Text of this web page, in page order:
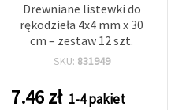
Drewniane listewki do
rękodzieła 4x4 mm x 30
cm – zestaw 12 szt.
SKU: 831949
7.46zł 1-4 pakiet